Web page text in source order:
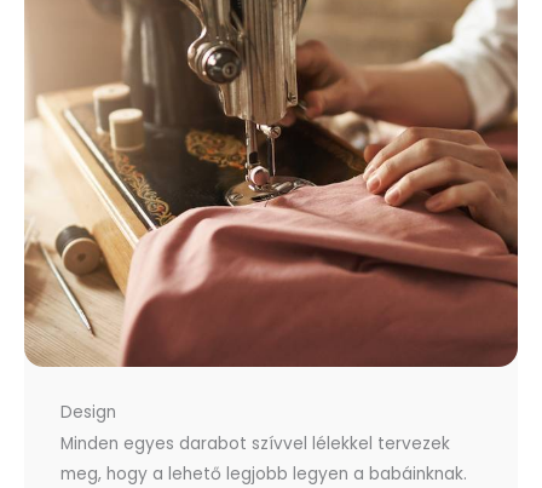
Design
Minden egyes darabot szívvel lélekkel tervezek
meg, hogy a lehető legjobb legyen a babáinknak.